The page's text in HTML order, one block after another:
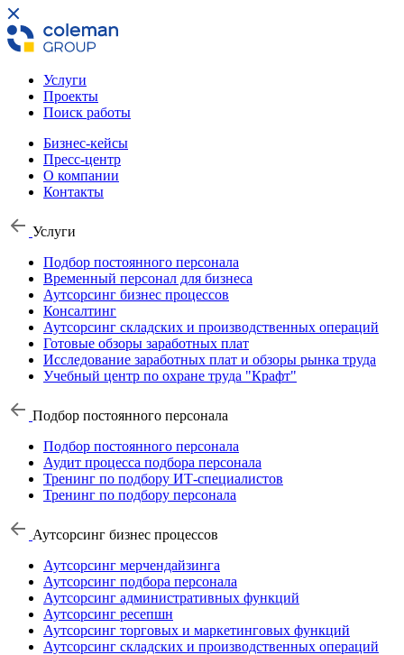
Услуги
Проекты
Поиск работы
Бизнес-кейсы
Пресс-центр
О компании
Контакты
Услуги
Подбор постоянного персонала
Временный персонал для бизнеса
Аутсорсинг бизнес процессов
Консалтинг
Аутсорсинг складских и производственных операций
Готовые обзоры заработных плат
Исследование заработных плат и обзоры рынка труда
Учебный центр по охране труда "Крафт"
Подбор постоянного персонала
Подбор постоянного персонала
Аудит процесса подбора персонала
Тренинг по подбору ИТ-специалистов
Тренинг по подбору персонала
Аутсорсинг бизнес процессов
Аутсорсинг мерчендайзинга
Аутсорсинг подбора персонала
Аутсорсинг административных функций
Аутсорсинг ресепшн
Аутсорсинг торговых и маркетинговых функций
Аутсорсинг складских и производственных операций